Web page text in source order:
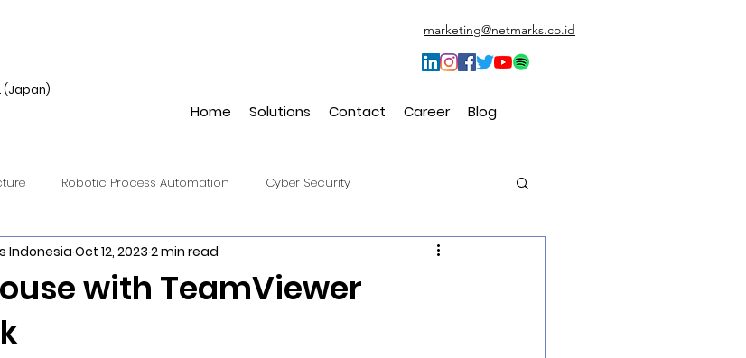
marketing@netmarks.co.id
(Japan)
Home Solutions Contact Career Blog
Robotic Process Automation Cyber Security
IIoT Cloud Endpoint Management (CEM)
with TeamViewer
Indonesia Oct 12, 2023 2 min read